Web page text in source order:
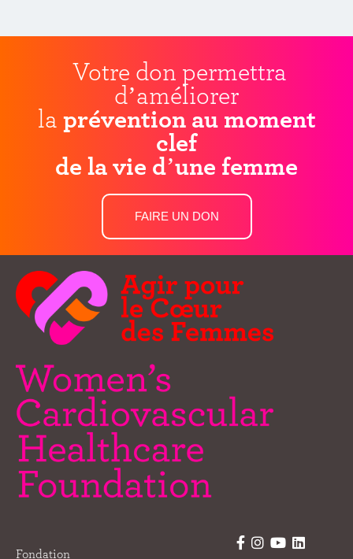
Votre don permettra
d’améliorer
la prévention au moment
clef
de la vie d’une femme
FAIRE UN DON
Fondation